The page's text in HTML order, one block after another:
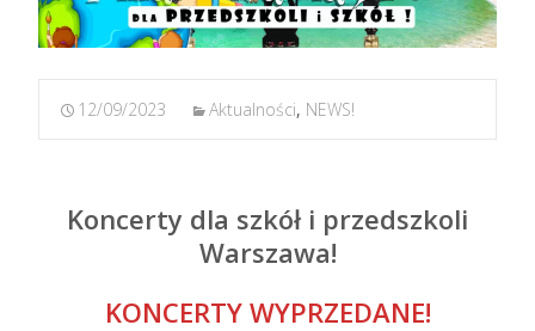
12/09/2023 Aktualności, NEWS!
Koncerty dla szkół i przedszkoli
Warszawa!
KONCERTY WYPRZEDANE!